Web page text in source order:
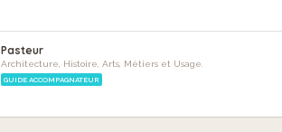
Pasteur
Architecture, Histoire, Arts, Métiers et Usage.
GUIDE ACCOMPAGNATEUR